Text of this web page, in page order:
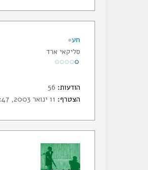
חע
סליקאי ארד
הודעות:
הצטרף: